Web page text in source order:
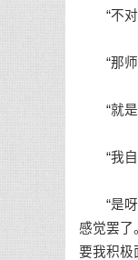
“不对
“那师
“就是
“我自
“是呀
感觉罢了
要我积极